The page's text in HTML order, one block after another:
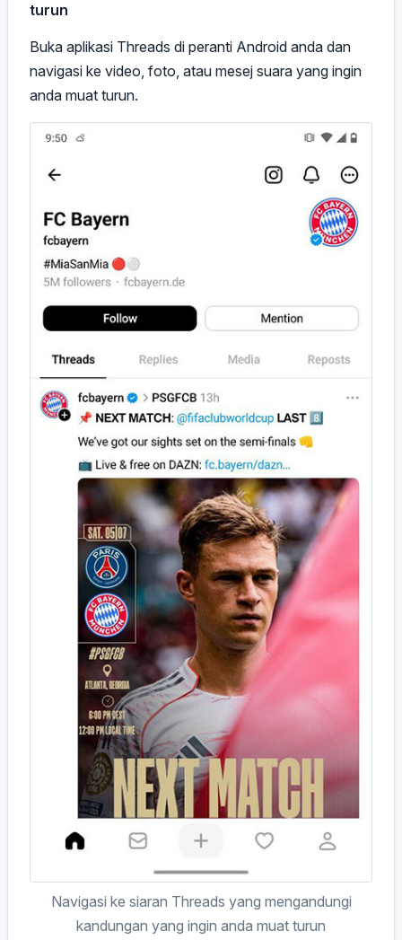
turun
Buka aplikasi Threads di peranti Android anda dan
navigasi ke video, foto, atau mesej suara yang ingin
anda muat turun.
Navigasi ke siaran Threads yang mengandungi
kandungan yang ingin anda muat turun